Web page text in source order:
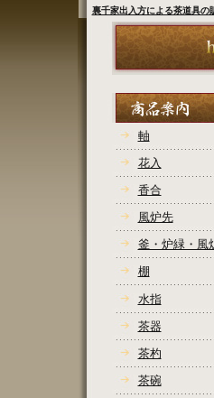
裏千家出入方による茶道具の
軸
花入
香合
風炉先
釜・炉緑・風
棚
水指
茶器
茶杓
茶碗